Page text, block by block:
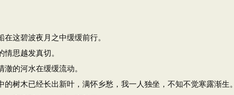
这碧波夜月之中缓缓前行。
思越发真切。
的河水在缓缓流动。
的树木已经长出新叶，满怀乡愁，我一人独坐，不知不觉寒露渐生。